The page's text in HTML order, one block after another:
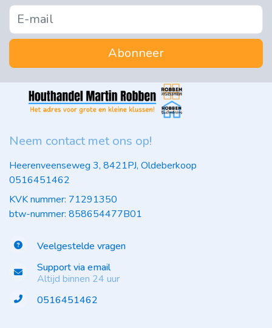
Abonneer
Neem contact met ons op!
Heerenveenseweg 3, 8421PJ, Oldeberkoop
0516451462
KVK nummer: 71291350
btw-nummer: 858654477B01
Veelgestelde vragen
Support via email
Altijd binnen 24 uur
0516451462